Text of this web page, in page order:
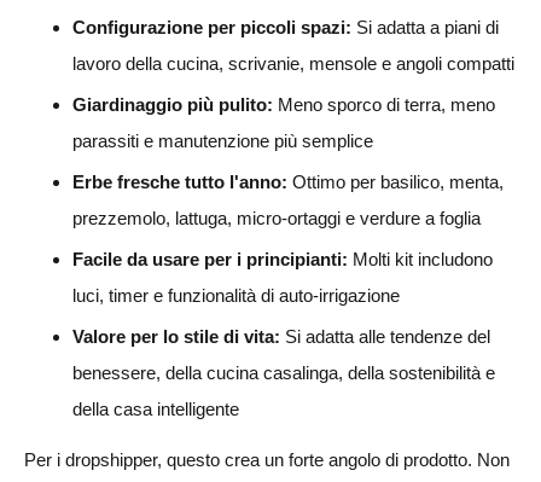
Cosa dovrei controllare prima di vendere kit idroponici di
AliExpress?
I kit per giardini smart possono essere venduti come
regali?
Come può AliDrop aiutare con il dropshipping di kit per
giardini smart?
Configurazione per piccoli spazi: Si adatta a piani di
lavoro della cucina, scrivanie, mensole e angoli compatti
Giardinaggio più pulito: Meno sporco di terra, meno
parassiti e manutenzione più semplice
Erbe fresche tutto l'anno: Ottimo per basilico, menta,
prezzemolo, lattuga, micro-ortaggi e verdure a foglia
Facile da usare per i principianti: Molti kit includono
luci, timer e funzionalità di auto-irrigazione
Valore per lo stile di vita: Si adatta alle tendenze del
benessere, della cucina casalinga, della sostenibilità e
della casa intelligente
Per i dropshipper, questo crea un forte angolo di prodotto. Non